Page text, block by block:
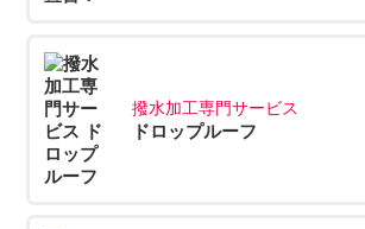
撥水加工専門サービス
ドロップルーフ